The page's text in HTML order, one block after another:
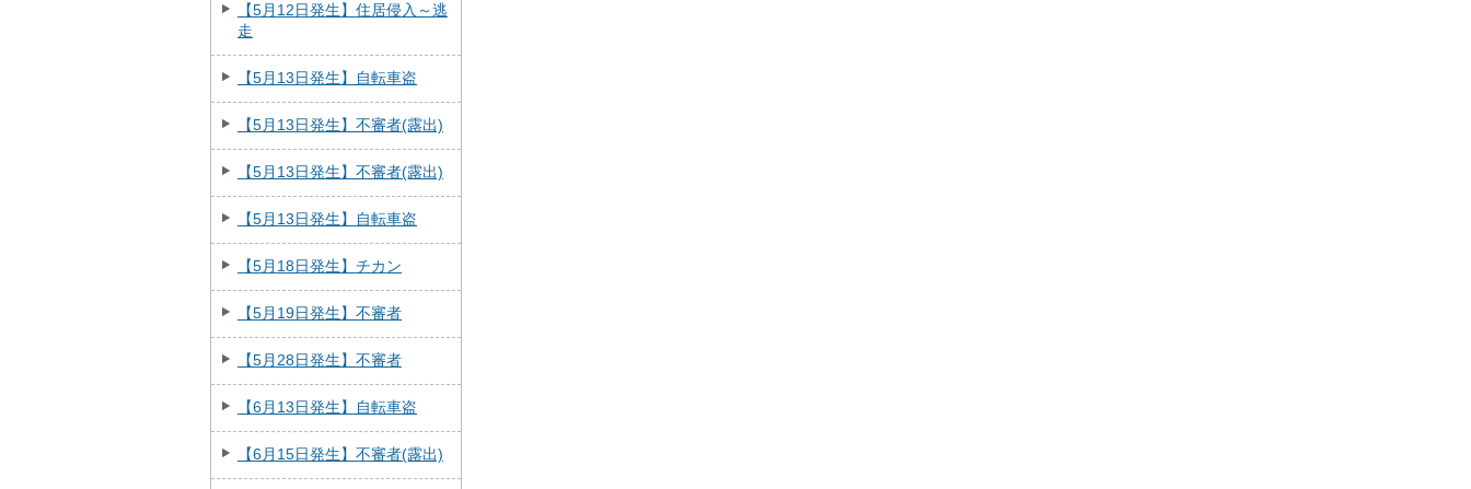
【5月12日発生】住居侵入～逃
走
【5月13日発生】自転車盗
【5月13日発生】不審者(露出)
【5月13日発生】不審者(露出)
【5月13日発生】自転車盗
【5月18日発生】チカン
【5月19日発生】不審者
【5月28日発生】不審者
【6月13日発生】自転車盗
【6月15日発生】不審者(露出)